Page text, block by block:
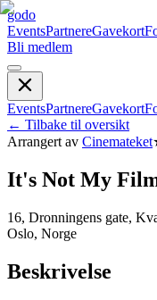
godo
EventsPartnereGavekort
Bli medlem
EventsPartnereGavekort
← Tilbake til oversikt
Arrangert av Cinemateket
It's Not My
16, Dronningens gate,
Oslo, Norge
Beskrivelse